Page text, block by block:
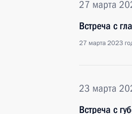
27 марта
Встреча с
27 марта 2023
23 марта
Встреча с